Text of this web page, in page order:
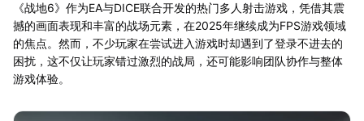
《战地6》作为EA与DICE联合开发的热门多人射击游戏，凭借其震
撼的画面表现和丰富的战场元素，在2025年继续成为FPS游戏领域
的焦点。然而，不少玩家在尝试进入游戏时却遇到了登录不进去的
困扰，这不仅让玩家错过激烈的战局，还可能影响团队协作与整体
游戏体验。